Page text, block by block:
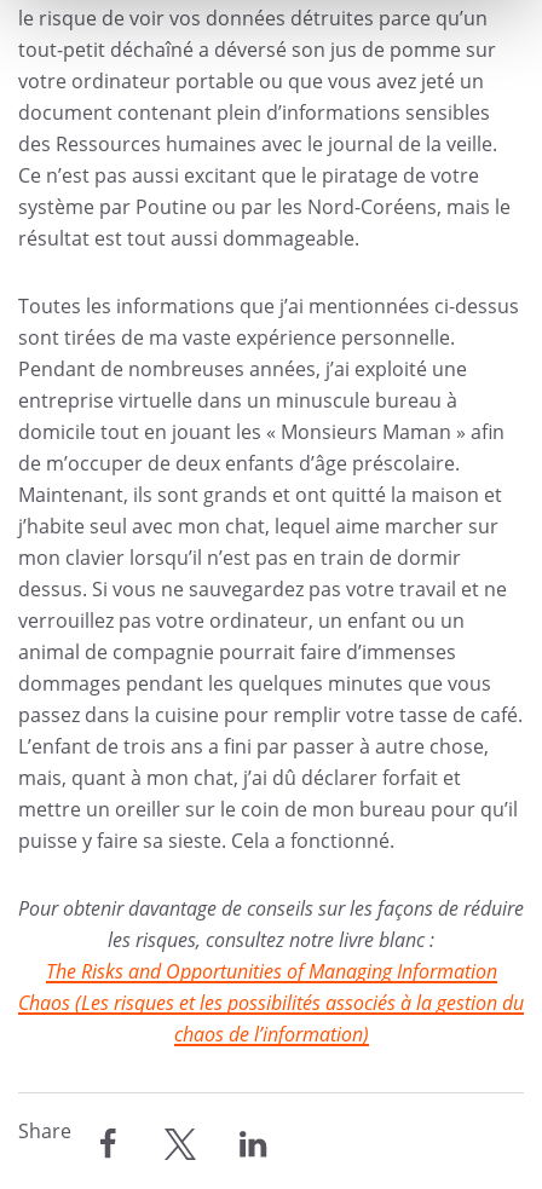
Share
le risque de voir vos données détruites parce qu’un
tout-petit déchaîné a déversé son jus de pomme sur
votre ordinateur portable ou que vous avez jeté un
document contenant plein d’informations sensibles
des Ressources humaines avec le journal de la veille.
Ce n’est pas aussi excitant que le piratage de votre
système par Poutine ou par les Nord-Coréens, mais le
résultat est tout aussi dommageable.
Toutes les informations que j’ai mentionnées ci-dessus
sont tirées de ma vaste expérience personnelle.
Pendant de nombreuses années, j’ai exploité une
entreprise virtuelle dans un minuscule bureau à
domicile tout en jouant les « Monsieurs Maman » afin
de m’occuper de deux enfants d’âge préscolaire.
Maintenant, ils sont grands et ont quitté la maison et
j’habite seul avec mon chat, lequel aime marcher sur
mon clavier lorsqu’il n’est pas en train de dormir
dessus. Si vous ne sauvegardez pas votre travail et ne
verrouillez pas votre ordinateur, un enfant ou un
animal de compagnie pourrait faire d’immenses
dommages pendant les quelques minutes que vous
passez dans la cuisine pour remplir votre tasse de café.
L’enfant de trois ans a fini par passer à autre chose,
mais, quant à mon chat, j’ai dû déclarer forfait et
mettre un oreiller sur le coin de mon bureau pour qu’il
puisse y faire sa sieste. Cela a fonctionné.
Pour obtenir davantage de conseils sur les façons de réduire
les risques, consultez notre livre blanc :
The Risks and Opportunities of Managing Information
Chaos (Les risques et les possibilités associés à la gestion du
chaos de l’information)